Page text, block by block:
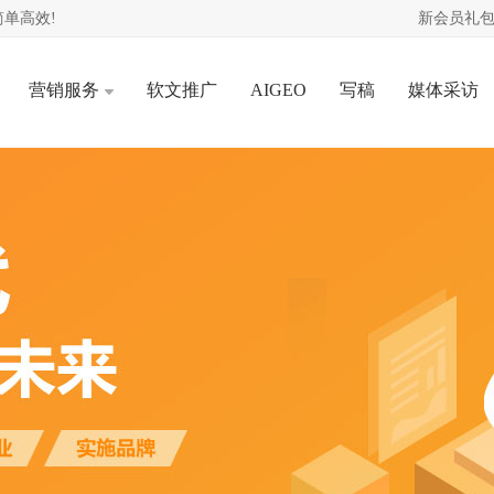
单高效! 新会员礼
营销服务 软文推广 AIGEO 写稿 媒体采访